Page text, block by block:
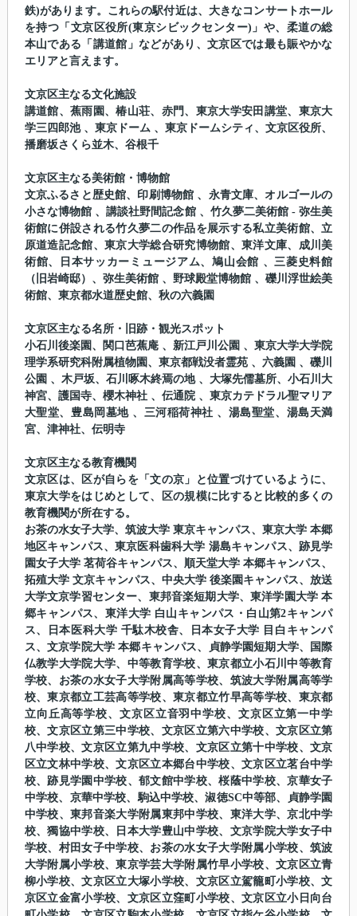
鉄)があります。これらの駅付近は、大きなコンサートホール
を持つ「文京区役所(東京シビックセンター)」や、柔道の総
本山である「講道館」などがあり、文京区では最も賑やかな
エリアと言えます。
文京区主なる文化施設
講道館、蕉雨園、椿山荘、赤門、東京大学安田講堂、東京大
学三四郎池 、東京ドーム 、東京ドームシティ、文京区役所、
播磨坂さくら並木、谷根千
文京区主なる美術館・博物館
文京ふるさと歴史館、印刷博物館 、永青文庫、オルゴールの
小さな博物館 、講談社野間記念館 、竹久夢二美術館 - 弥生美
術館に併設される竹久夢二の作品を展示する私立美術館、立
原道造記念館、東京大学総合研究博物館、東洋文庫、成川美
術館、日本サッカーミュージアム、鳩山会館 、三菱史料館
（旧岩崎邸）、弥生美術館 、野球殿堂博物館 、礫川浮世絵美
術館、東京都水道歴史館、秋の六義園
文京区主なる名所・旧跡・観光スポット
小石川後楽園、関口芭蕉庵 、新江戸川公園 、東京大学大学院
理学系研究科附属植物園、東京都戦没者霊苑 、六義園 、礫川
公園 、木戸坂、石川啄木終焉の地 、大塚先儒墓所、小石川大
神宮、護国寺、櫻木神社 、伝通院 、東京カテドラル聖マリア
大聖堂、豊島岡墓地 、三河稲荷神社 、湯島聖堂、湯島天満
宮、津神社、伝明寺
文京区主なる教育機関
文京区は、区が自らを「文の京」と位置づけているように、
東京大学をはじめとして、区の規模に比すると比較的多くの
教育機関が所在する。
お茶の水女子大学、筑波大学 東京キャンパス、東京大学 本郷
地区キャンパス、東京医科歯科大学 湯島キャンパス、跡見学
園女子大学 茗荷谷キャンパス、順天堂大学 本郷キャンパス、
拓殖大学 文京キャンパス、中央大学 後楽園キャンパス、放送
大学文京学習センター、東邦音楽短期大学、東洋学園大学 本
郷キャンパス、東洋大学 白山キャンパス・白山第2キャンパ
ス、日本医科大学 千駄木校舎、日本女子大学 目白キャンパ
ス、文京学院大学 本郷キャンパス、貞静学園短期大学、国際
仏教学大学院大学、中等教育学校、東京都立小石川中等教育
学校、お茶の水女子大学附属高等学校、筑波大学附属高等学
校、東京都立工芸高等学校、東京都立竹早高等学校、東京都
立向丘高等学校、文京区立音羽中学校、文京区立第一中学
校、文京区立第三中学校、文京区立第六中学校、文京区立第
八中学校、文京区立第九中学校、文京区立第十中学校、文京
区立文林中学校、文京区立本郷台中学校、文京区立茗台中学
校、跡見学園中学校、郁文館中学校、桜蔭中学校、京華女子
中学校、京華中学校、駒込中学校、淑徳SC中等部、貞静学園
中学校、東邦音楽大学附属東邦中学校、東洋大学、京北中学
校、獨協中学校、日本大学豊山中学校、文京学院大学女子中
学校、村田女子中学校、お茶の水女子大学附属小学校、筑波
大学附属小学校、東京学芸大学附属竹早小学校、文京区立青
柳小学校、文京区立大塚小学校、文京区立駕籠町小学校、文
京区立金富小学校、文京区立窪町小学校、文京区立小日向台